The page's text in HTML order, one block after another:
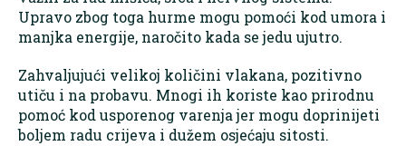
Upravo zbog toga hurme mogu pomoći kod umora i
manjka energije, naročito kada se jedu ujutro.
Zahvaljujući velikoj količini vlakana, pozitivno
utiču i na probavu. Mnogi ih koriste kao prirodnu
pomoć kod usporenog varenja jer mogu doprinijeti
boljem radu crijeva i dužem osjećaju sitosti.